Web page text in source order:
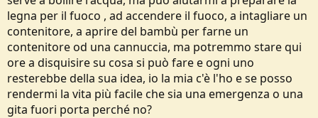
legna per il fuoco , ad accendere il fuoco, a intagliare un
contenitore, a aprire del bambù per farne un
contenitore od una cannuccia, ma potremmo stare qui
ore a disquisire su cosa si può fare e ogni uno
resterebbe della sua idea, io la mia c'è l'ho e se posso
rendermi la vita più facile che sia una emergenza o una
gita fuori porta perché no?